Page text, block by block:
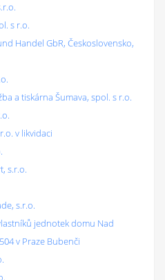
s r.o.
Handel GbR, Československo,
a tiskárna Šumava, spol. s r.o.
v likvidaci
s.r.o.
s.r.o.
jednotek domu Nad
v Praze Bubenči